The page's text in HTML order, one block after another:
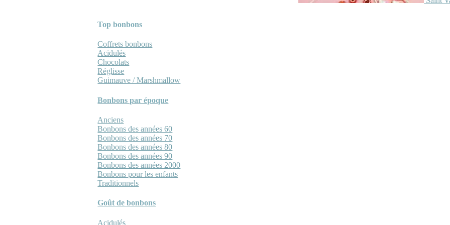
Top bonbons
Coffrets bonbons
Acidulés
Chocolats
Réglisse
Guimauve / Marshmallow
Bonbons par époque
Anciens
Bonbons des années 60
Bonbons des années 70
Bonbons des années 80
Bonbons des années 90
Bonbons des années 2000
Bonbons pour les enfants
Traditionnels
Goût de bonbons
Acidulés